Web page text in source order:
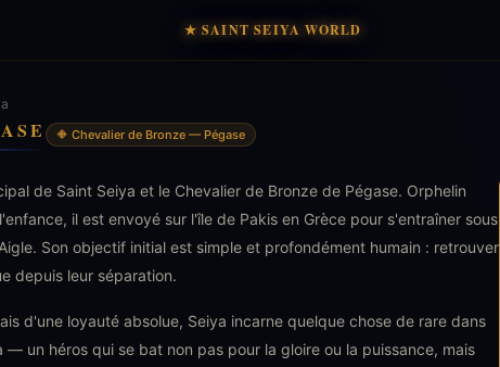
★ SAINT SEIYA WORLD
🔶 Chevalier de Bronze — Pégase
de Saint Seiya et le Chevalier de Bronze de Pégase. Orphelin
il est envoyé sur l'île de Pakis en Grèce pour s'entraîner sous
Son objectif initial est simple et profondément humain : retrouver
depuis leur séparation.
d'une loyauté absolue, Seiya incarne quelque chose de rare dans
— un héros qui se bat non pas pour la gloire ou la puissance, mais